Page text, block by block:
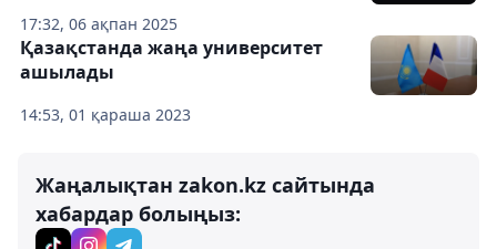
17:32, 06 ақпан 2025
14:53, 01 қараша 2023
Қазақстанда жаңа университет
ашылады
Жаңалықтан zakon.kz сайтында
хабардар болыңыз: